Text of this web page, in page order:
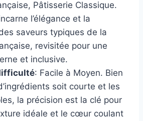
Pâtisserie Classique.
l’élégance et la
saveurs typiques de la
revisitée pour une
et inclusive.
: Facile à Moyen. Bien
soit courte et les
la précision est la clé pour
idéale et le cœur coulant